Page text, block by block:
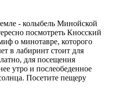
- колыбель Минойской
посмотреть Кносский
о минотавре, которого
в лабиринт стоит для
для посещения
утро и послеобеденное
Посетите пещеру